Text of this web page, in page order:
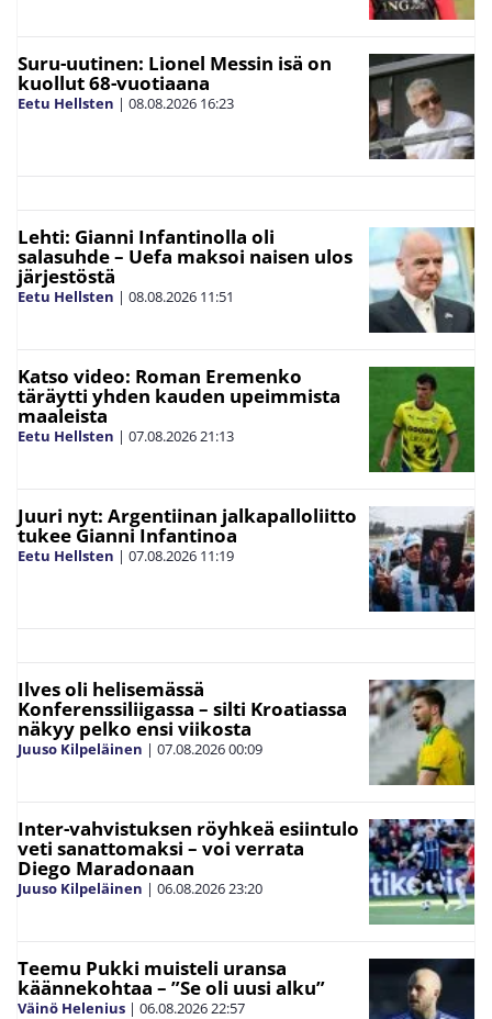
Suru-uutinen: Lionel Messin isä on
kuollut 68-vuotiaana
Eetu Hellsten | 08.08.2026 16:23
Lehti: Gianni Infantinolla oli
salasuhde – Uefa maksoi naisen ulos
järjestöstä
Eetu Hellsten | 08.08.2026 11:51
Katso video: Roman Eremenko
täräytti yhden kauden upeimmista
maaleista
Eetu Hellsten | 07.08.202621:13
Juuri nyt: Argentiinan jalkapalloliitto
tukee Gianni Infantinoa
Eetu Hellsten | 07.08.2026 11:19
Ilves oli helisemässä
Konferenssiliigassa – silti Kroatiassa
näkyy pelko ensi viikosta
Juuso Kilpeläinen | 07.08.202600:09
Inter-vahvistuksen röyhkeä esiintulo
veti sanattomaksi – voi verrata
Diego Maradonaan
Juuso Kilpeläinen | 06.08.202623:20
Teemu Pukki muisteli uransa
käännekohtaa – ”Se oli uusi alku”
Väinö Helenius | 06.08.202622:57